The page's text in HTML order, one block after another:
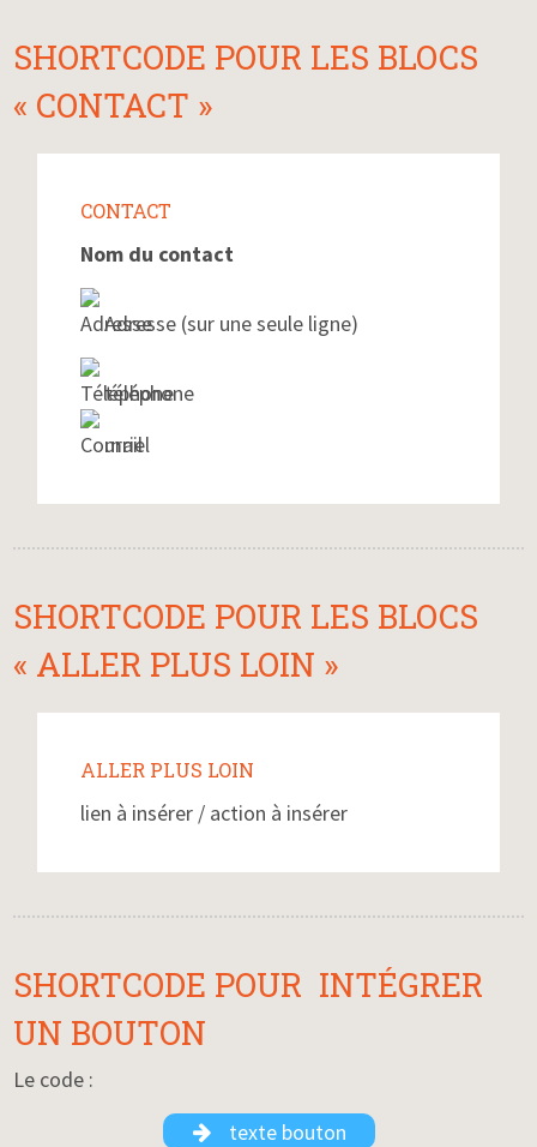
SHORTCODE POUR LES BLOCS
« CONTACT »
CONTACT
Nom du contact
Adresse (sur une seule ligne)
téléphone
mail
SHORTCODE POUR LES BLOCS
« ALLER PLUS LOIN »
ALLER PLUS LOIN
lien à insérer / action à insérer
SHORTCODE POUR INTÉGRER
UN BOUTON
Le code :
texte bouton